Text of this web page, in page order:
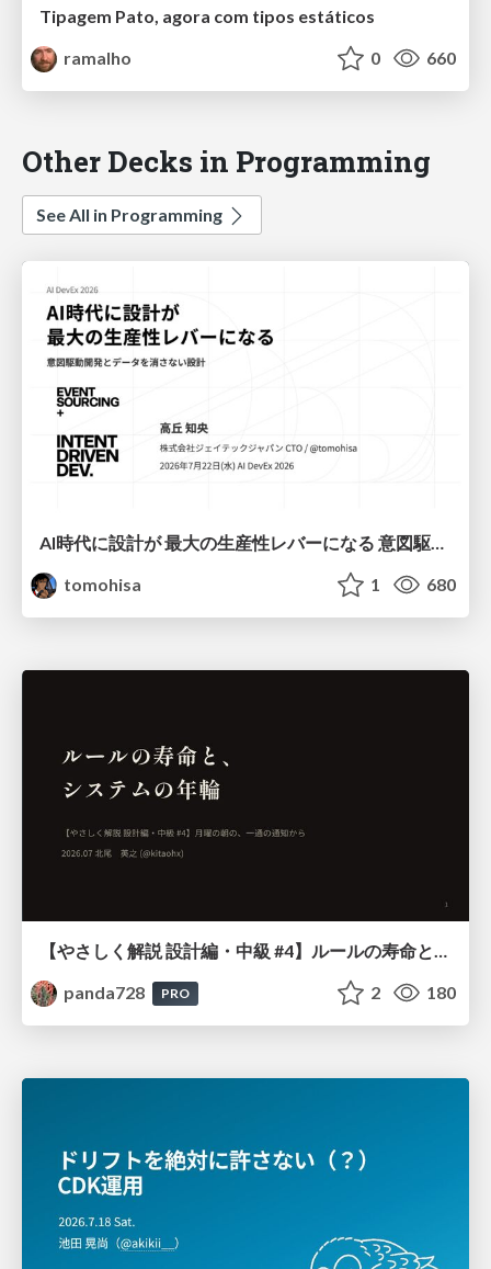
Tipagem Pato, agora com tipos estáticos
ramalho
0 660
Other Decks in Programming
See All in Programming
tomohisa
1 680
【やさしく解説 設計編・中級 #4】ルールの寿命と、システムの年輪
panda728
PRO 2 180